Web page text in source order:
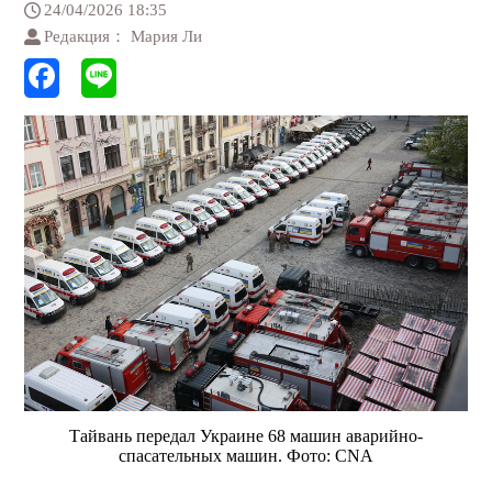
24/04/2026 18:35
Редакция： Мария Ли
Тайвань передал Украине 68 машин аварийно-
спасательных машин. Фото: CNA